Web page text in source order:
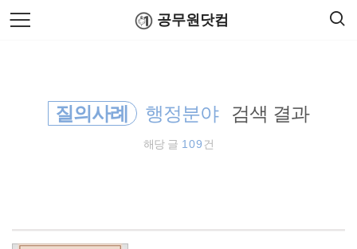
본
문
공무원닷컴
질의사례 행정분야 검색 결과
해당 글109 건
검
색
공무원연금관리공단